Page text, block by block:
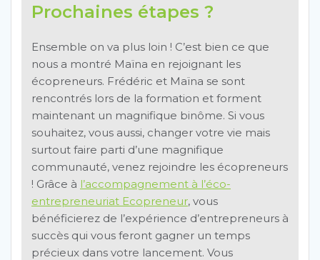
Prochaines étapes ?
Ensemble on va plus loin ! C’est bien ce que
nous a montré Maïna en rejoignant les
écopreneurs. Frédéric et Maïna se sont
rencontrés lors de la formation et forment
maintenant un magnifique binôme. Si vous
souhaitez, vous aussi, changer votre vie mais
surtout faire parti d’une magnifique
communauté, venez rejoindre les écopreneurs
! Grâce à l’accompagnement à l’éco-
entrepreneuriat Ecopreneur, vous
bénéficierez de l’expérience d’entrepreneurs à
succès qui vous feront gagner un temps
précieux dans votre lancement. Vous